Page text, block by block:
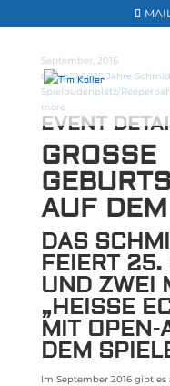
September, 2016
03sep19:0025 Jahre
Spielbudenplatz/
more
EVENT
GROSSE
AUF
DAS
FEIERT 25.
UND ZWEI
„HEISSE
IT OPEN-
EM
Im September 2016 gibt